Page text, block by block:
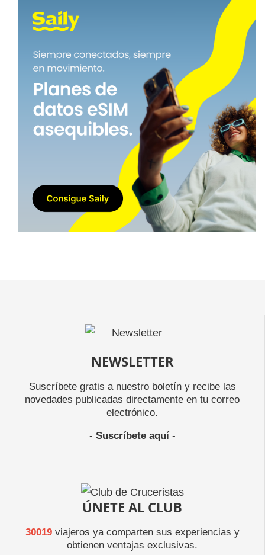
NEWSLETTER
Suscríbete gratis a nuestro boletín y recibe las
novedades publicadas directamente en tu correo
electrónico.
- Suscríbete aquí-
ÚNETE AL CLUB
30019viajeros ya comparten sus experiencias y
obtienen ventajas exclusivas.